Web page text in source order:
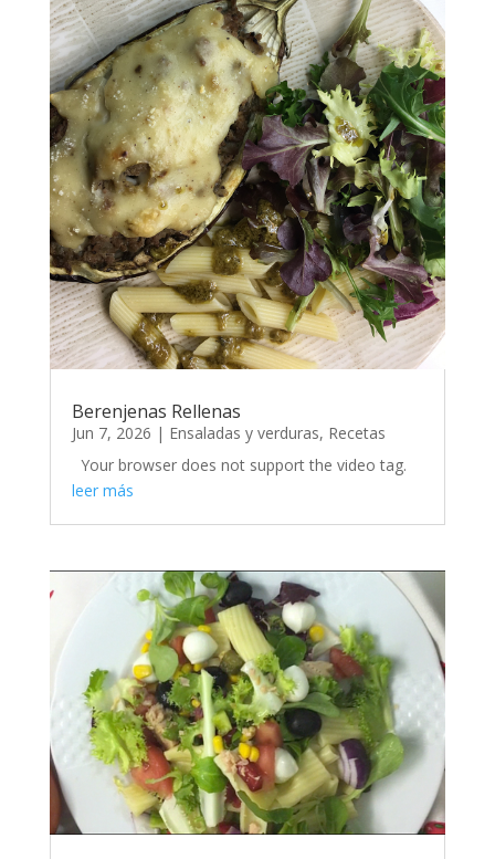
Berenjenas Rellenas
Jun 7, 2026 | Ensaladas y verduras, Recetas
Your browser does not support the video tag.
leer más